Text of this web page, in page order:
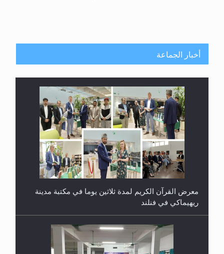
أخبار الجماعة
معرض القرآن الكريم لمدة ثلاثين يوما في مكتبة مدينة
ريهيماكي في فنلند